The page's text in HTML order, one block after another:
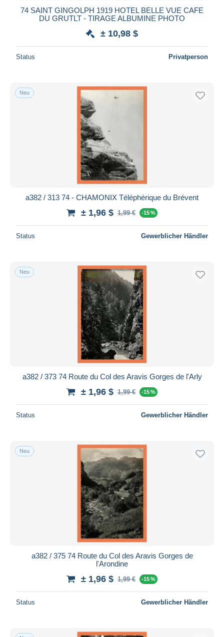
74 SAINT GINGOLPH 1919 HOTEL BELLE VUE CAFE
DU GRUTLT - TIRAGE ALBUMINE PHOTO
± 10,98 $
Status Privatperson
Neu
a382 / 313 74 - CHAMONIX Téléphérique du Brévent
± 1,96 $ 1,99 € -15 %
Status Gewerblicher Händler
Neu
a382 / 373 74 Route du Col des Aravis Gorges de l'Arly
± 1,96 $ 1,99 € -15 %
Status Gewerblicher Händler
Neu
a382 / 375 74 Route du Col des Aravis Gorges de
l'Arondine
± 1,96 $ 1,99 € -15 %
Status Gewerblicher Händler